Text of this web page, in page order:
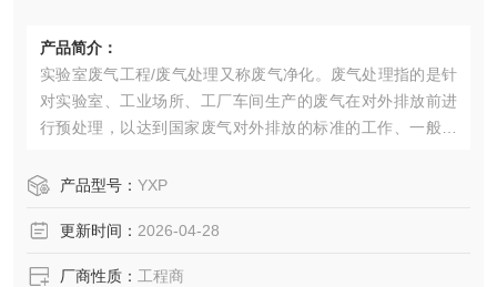
产品简介：
实验室废气工程/废气处理又称废气净化。废气处理指的是针
对实验室、工业场所、工厂车间生产的废气在对外排放前进
行预处理，以达到国家废气对外排放的标准的工作、一般废
理、异味废气处理和空气杀菌消毒净化等方面。
产品型号： YXP
更新时间： 2026-04-28
厂商性质： 工程商